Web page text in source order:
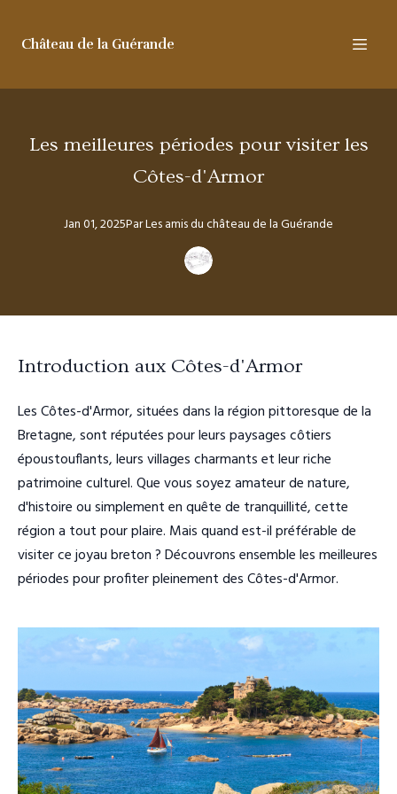
Château de la Guérande
Les meilleures périodes pour visiter les
Côtes-d'Armor
Jan 01, 2025ParLes amisdu château de la Guérande
Introduction aux Côtes-d'Armor
Les Côtes-d'Armor, situées dans la région pittoresque de la
Bretagne, sont réputées pour leurs paysages côtiers
époustouflants, leurs villages charmants et leur riche
patrimoine culturel. Que vous soyez amateur de nature,
d'histoire ou simplement en quête de tranquillité, cette
région a tout pour plaire. Mais quand est-il préférable de
visiter ce joyau breton ? Découvrons ensemble les meilleures
périodes pour profiter pleinement des Côtes-d'Armor.